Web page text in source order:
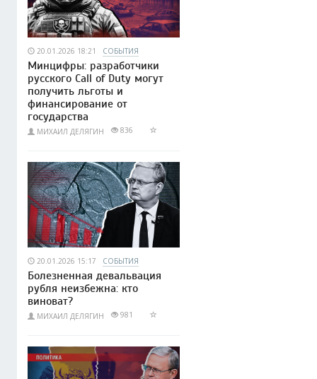
20.01.2026 18:21 СОБЫТИЯ
Минцифры: разработчики
русского Call of Duty могут
получить льготы и
финансирование от
государства
МИХАИЛ ДЕЛЯГИН 836
20.01.2026 15:17 СОБЫТИЯ
Болезненная девальвация
рубля неизбежна: кто
виноват?
МИХАИЛ ДЕЛЯГИН 981